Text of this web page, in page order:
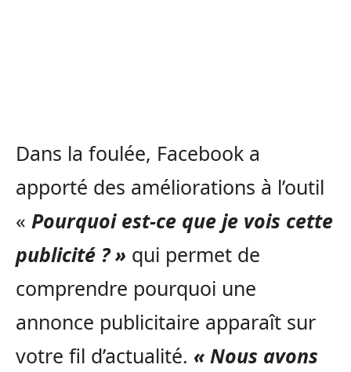
Dans la foulée, Facebook a
apporté des améliorations à l’outil
« Pourquoi est-ce que je vois cette
publicité ? » qui permet de
comprendre pourquoi une
annonce publicitaire apparaît sur
votre fil d’actualité. « Nous avons